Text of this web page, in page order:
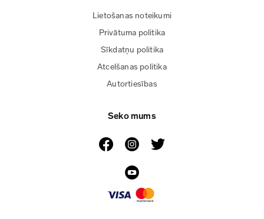
Lietošanas noteikumi
Privātuma politika
Sīkdatņu politika
Atcelšanas politika
Autortiesības
Seko mums